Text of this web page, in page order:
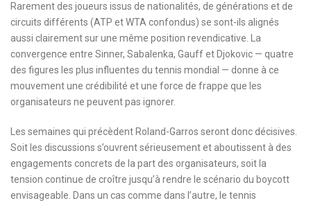
Rarement des joueurs issus de nationalités, de générations et de
circuits différents (ATP et WTA confondus) se sont-ils alignés
aussi clairement sur une même position revendicative. La
convergence entre Sinner, Sabalenka, Gauff et Djokovic — quatre
des figures les plus influentes du tennis mondial — donne à ce
mouvement une crédibilité et une force de frappe que les
organisateurs ne peuvent pas ignorer.
Les semaines qui précèdent Roland-Garros seront donc décisives.
Soit les discussions s’ouvrent sérieusement et aboutissent à des
engagements concrets de la part des organisateurs, soit la
tension continue de croître jusqu’à rendre le scénario du boycott
envisageable. Dans un cas comme dans l’autre, le tennis